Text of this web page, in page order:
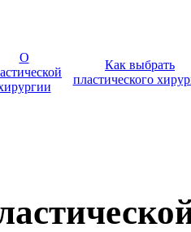
О
Как выбрать
пластического